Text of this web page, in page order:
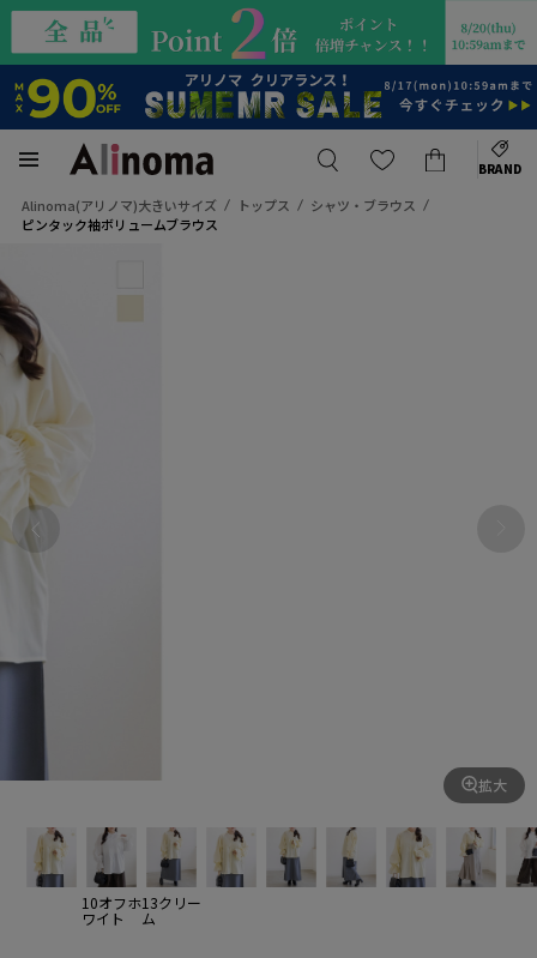
BRAND
Alinoma(アリノマ)大きいサイズ トップス
シャツ・ブラウス
ピンタック袖ボリュームブラウス
拡大
10オフホ
ワイト
13クリー
ム